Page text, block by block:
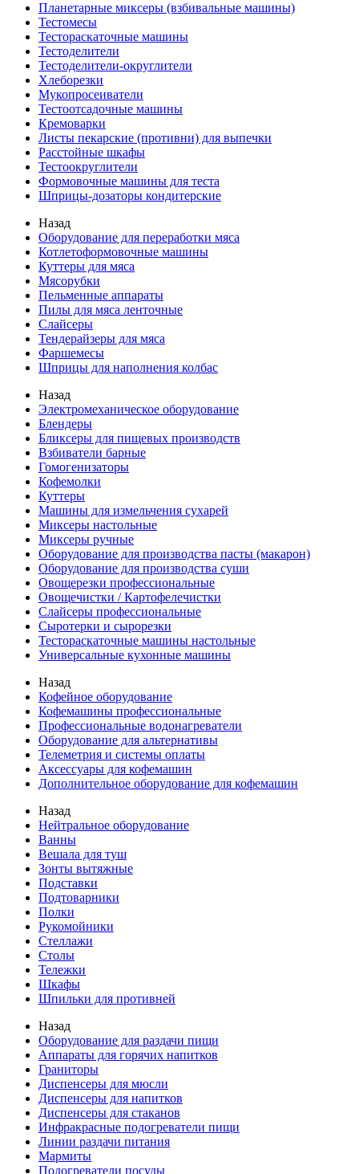
Планетарные миксеры (взбивальные машины)
Тестомесы
Тестораскаточные машины
Тестоделители
Тестоделители-округлители
Хлеборезки
Мукопросеиватели
Тестоотсадочные машины
Кремоварки
Листы пекарские (противни) для выпечки
Расстойные шкафы
Тестоокруглители
Формовочные машины для теста
Шприцы-дозаторы кондитерские
Назад
Оборудование для переработки мяса
Котлетоформовочные машины
Куттеры для мяса
Мясорубки
Пельменные аппараты
Пилы для мяса ленточные
Слайсеры
Тендерайзеры для мяса
Фаршемесы
Шприцы для наполнения колбас
Назад
Электромеханическое оборудование
Блендеры
Бликсеры для пищевых производств
Взбиватели барные
Гомогенизаторы
Кофемолки
Куттеры
Машины для измельчения сухарей
Миксеры настольные
Миксеры ручные
Оборудование для производства пасты (макарон)
Оборудование для производства суши
Овощерезки профессиональные
Овощечистки / Картофелечистки
Слайсеры профессиональные
Сыротерки и сырорезки
Тестораскаточные машины настольные
Универсальные кухонные машины
Назад
Кофейное оборудование
Кофемашины профессиональные
Профессиональные водонагреватели
Оборудование для альтернативы
Телеметрия и системы оплаты
Аксессуары для кофемашин
Дополнительное оборудование для кофемашин
Назад
Нейтральное оборудование
Ванны
Вешала для туш
Зонты вытяжные
Подставки
Подтоварники
Полки
Рукомойники
Стеллажи
Столы
Тележки
Шкафы
Шпильки для противней
Назад
Оборудование для раздачи пищи
Аппараты для горячих напитков
Граниторы
Диспенсеры для мюсли
Диспенсеры для напитков
Диспенсеры для стаканов
Инфракрасные подогреватели пищи
Линии раздачи питания
Мармиты
Подогреватели посуды